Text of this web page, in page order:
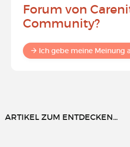
Forum von
Community?
Ich gebe meine Meinung
ARTIKEL ZUM ENTDECKEN...